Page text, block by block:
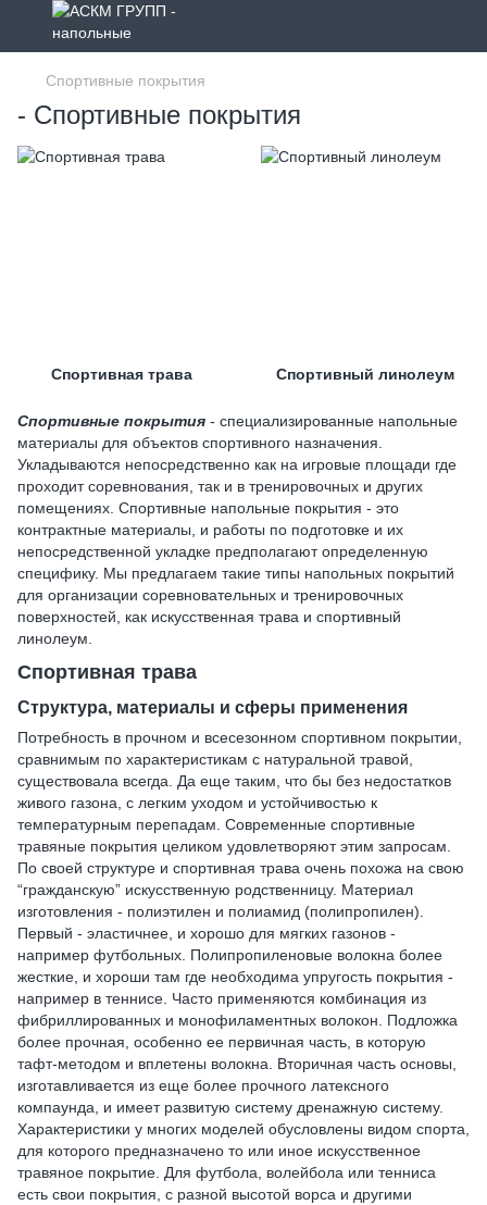
Спортивные покрытия
- Спортивные покрытия
Спортивные покрытия - специализированные напольные
материалы для объектов спортивного назначения.
Укладываются непосредственно как на игровые площади где
проходит соревнования, так и в тренировочных и других
помещениях. Спортивные напольные покрытия - это
контрактные материалы, и работы по подготовке и их
непосредственной укладке предполагают определенную
специфику. Мы предлагаем такие типы напольных покрытий
для организации соревновательных и тренировочных
поверхностей, как искусственная трава и спортивный
линолеум.
Спортивная трава
Структура, материалы и сферы применения
Потребность в прочном и всесезонном спортивном покрытии,
сравнимым по характеристикам с натуральной травой,
существовала всегда. Да еще таким, что бы без недостатков
живого газона, с легким уходом и устойчивостью к
температурным перепадам. Современные спортивные
травяные покрытия целиком удовлетворяют этим запросам.
По своей структуре и спортивная трава очень похожа на свою
“гражданскую” искусственную родственницу. Материал
изготовления - полиэтилен и полиамид (полипропилен).
Первый - эластичнее, и хорошо для мягких газонов -
например футбольных. Полипропиленовые волокна более
жесткие, и хороши там где необходима упругость покрытия -
например в теннисе. Часто применяются комбинация из
фибриллированных и монофиламентных волокон. Подложка
более прочная, особенно ее первичная часть, в которую
тафт-методом и вплетены волокна. Вторичная часть основы,
изготавливается из еще более прочного латексного
компаунда, и имеет развитую систему дренажную систему.
Характеристики у многих моделей обусловлены видом спорта,
для которого предназначено то или иное искусственное
травяное покрытие. Для футбола, волейбола или тенниса
есть свои покрытия, с разной высотой ворса и другими
Спортивная трава Спортивный линолеум